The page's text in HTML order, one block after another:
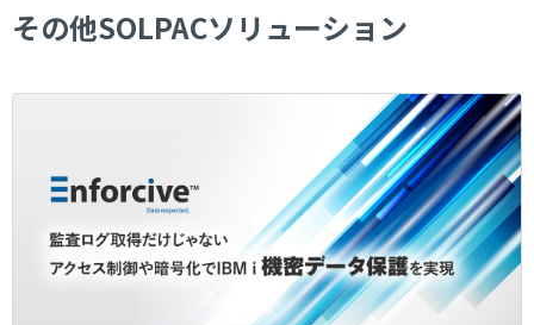
その他SOLPACソリューション